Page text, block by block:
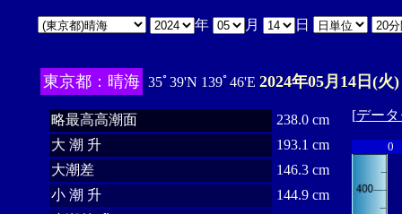
年 月 日
東京都：晴海 35ﾟ39'N 139ﾟ46'E 2024年05月14日(火)
略最高高潮面
238.0 cm
大 潮 升
193.1 cm
大潮差
146.3 cm
小 潮 升
144.9 cm
[デー
0